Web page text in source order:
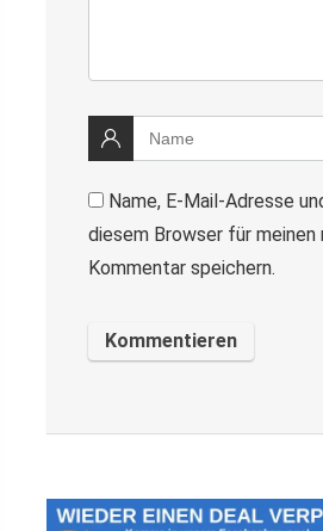
Name, E-Mail-Adresse
diesem Browser für meinen
Kommentar speichern.